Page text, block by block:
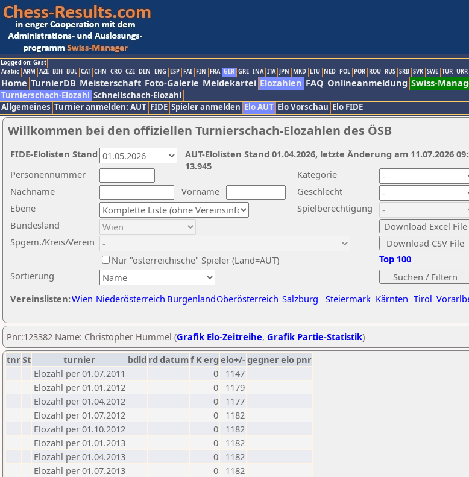
Logged on: Gast
Arabic ARM AZE BIH BUL CAT CHN CRO CZE DEN ENG ESP FAI FIN FRA GER GRE INA ITA JPN MKD LTU NED POL POR ROU RUS SRB SVK SWE TUR UKR
Home TurnierDB Meisterschaft Foto-Galerie Meldekartei Elozahlen FAQ Onlineanmeldung Swiss-
Turnierschach-Elozahl Schnellschach-Elozahl
Allgemeines Turnier anmelden: AUT FIDE Spieler anmelden Elo AUT Elo Vorschau Elo FIDE
Willkommen bei den offiziellen Turnierschach-Elozahlen des ÖSB
Nachname
Vorname
Ebene
Kategorie
Sortierung
Personennummer
Bundesland
Spgem./Kreis/Verein
Geschlecht
Nur "österreichische" Spieler (Land=AUT)
Spielberechtigung
Vereinslisten:Wien Niederösterreich BurgenlandOberösterreich Salzburg Steiermark Kärnten Tirol
Top 100
AUT-Elolisten Stand 01.04.2026, letzte Änderung am 11.07.2026
13.945
FIDE-Elolisten Stand
Pnr:123382 Name: Christopher Hummel (Grafik Elo-Zeitreihe, Grafik Partie-Statistik)
tnrSt turnier bdld rd datumf Kerg elo+/-gegnerelo pnr
Elozahl per 01.07.2011
0
1147
Elozahl per 01.01.2012
0
1179
Elozahl per 01.04.2012
0
1177
Elozahl per 01.07.2012
0
1182
Elozahl per 01.10.2012
0
1182
Elozahl per 01.01.2013
0
1182
Elozahl per 01.04.2013
0
1182
Elozahl per 01.07.2013
0
1182